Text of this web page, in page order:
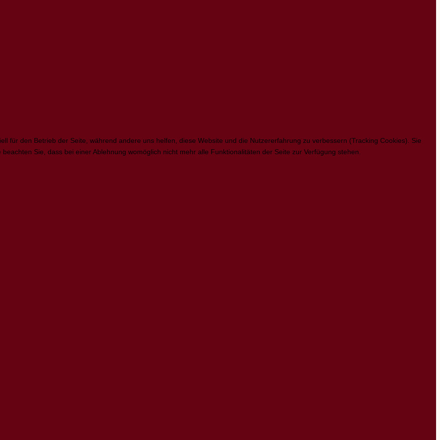
für den Betrieb der Seite, während andere uns helfen, diese Website und die Nutzererfahrung zu verbessern (Tracking Cookies). Sie
Sie, dass bei einer Ablehnung womöglich nicht mehr alle Funktionalitäten der Seite zur Verfügung stehen.